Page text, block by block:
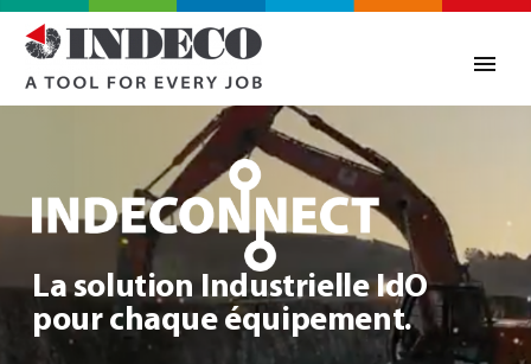
North America – French North America – French
La solution Industrielle IdO
pour chaque équipement.